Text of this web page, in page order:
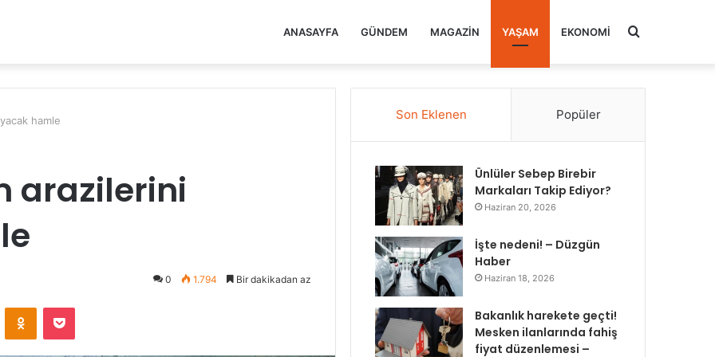
ANASAYFA GÜNDEM MAGAZIN YAŞAM EKONOMI Arama
hamle
arazilerini
0 1.794 Bir dakikadan az
Odnoklassniki
Pocket
Son Eklenen Popüler
Ünlüler Sebep Birebir
Markaları Takip Ediyor?
Haziran 20, 2026
İşte nedeni! – Düzgün
Haber
Haziran 18, 2026
Bakanlık harekete geçti!
Mesken ilanlarında fahiş
fiyat düzenlemesi –